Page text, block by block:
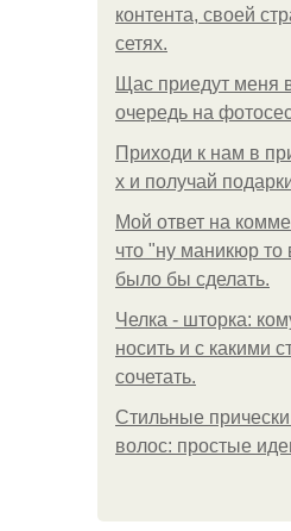
контента, своей
сетях.
Щас приедут меня
очередь на
Приходи к нам в
х и получай
Мой ответ на
что "ну маникюр то
было бы сделать.
Челка - шторка:
носить и с какими
сочетать.
Стильные
волос: простые